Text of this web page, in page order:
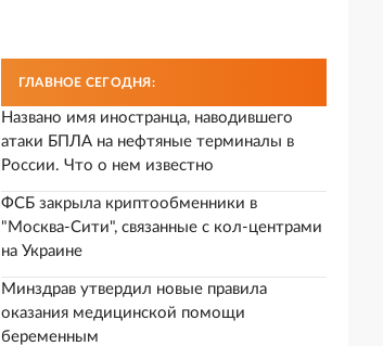
ГЛАВНОЕ СЕГОДНЯ:
Названо имя иностранца, наводившего
атаки БПЛА на нефтяные терминалы в
России. Что о нем известно
ФСБ закрыла криптообменники в
"Москва-Сити", связанные с кол-центрами
на Украине
Минздрав утвердил новые правила
оказания медицинской помощи
беременным